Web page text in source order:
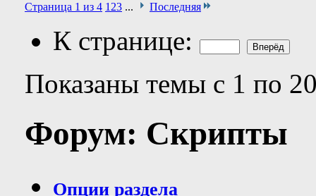
Страница 1 из 4 1 23 ... Последняя
К странице:
Показаны темы с 1 по
Форум: Скрипты
Опции раздела